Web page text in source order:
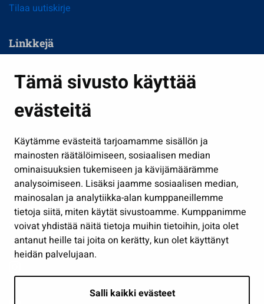
Tämä sivusto käyttää
evästeitä
Käytämme evästeitä tarjoamamme sisällön ja
mainosten räätälöimiseen, sosiaalisen median
ominaisuuksien tukemiseen ja kävijämäärämme
analysoimiseen. Lisäksi jaamme sosiaalisen median,
mainosalan ja analytiikka-alan kumppaneillemme
tietoja siitä, miten käytät sivustoamme. Kumppanimme
voivat yhdistää näitä tietoja muihin tietoihin, joita olet
antanut heille tai joita on kerätty, kun olet käyttänyt
heidän palvelujaan.
Salli kaikki evästeet
Tilaa uutiskirje
Linkkejä
Kasvatus ja opetus
Kulttuuri ja liikunta
Työ ja yrittäminen
Osallistu ja asioi
Näytä omat evästeasetukseni
Seuraa meitä